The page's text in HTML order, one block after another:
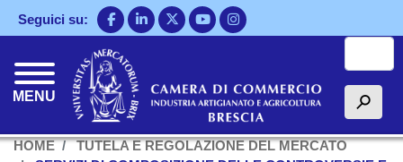
Salta
al
Seguici su:
MENU h
HOME
TUTELA E REGOLAZIONE DEL MERCATO